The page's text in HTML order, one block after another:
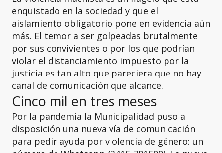
enquistado en la sociedad y que el
aislamiento obligatorio pone en evidencia aún
más. El temor a ser golpeadas brutalmente
por sus convivientes o por los que podrían
violar el distanciamiento impuesto por la
justicia es tan alto que pareciera que no hay
canal de comunicación que alcance.
Cinco mil en tres meses
Por la pandemia la Municipalidad puso a
disposición una nueva vía de comunicación
para pedir ayuda por violencia de género: un